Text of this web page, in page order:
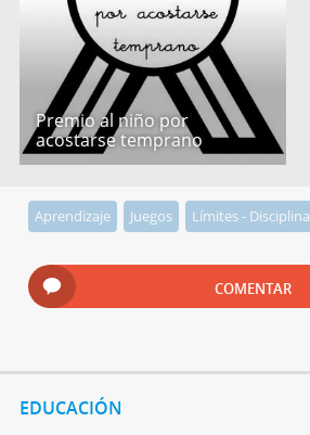
Premio al niño por
acostarse temprano
Aprendizaje Juegos Límites - Disciplina
COMENTAR
EDUCACIÓN